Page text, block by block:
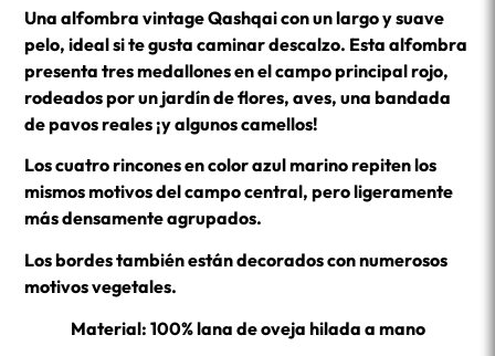
Una alfombra vintage Qashqai con un largo y suave
pelo, ideal si te gusta caminar descalzo. Esta alfombra
presenta tres medallones en el campo principal rojo,
rodeados por un jardín de flores, aves, una bandada
de pavos reales ¡y algunos camellos!
Los cuatro rincones en color azul marino repiten los
mismos motivos del campo central, pero ligeramente
más densamente agrupados.
Los bordes también están decorados con numerosos
motivos vegetales.
Material: 100% lana de oveja hilada a mano